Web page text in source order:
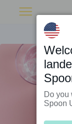
Do you
Spoon